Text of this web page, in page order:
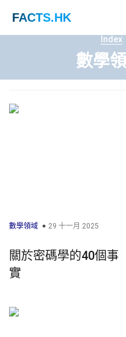
FACTS.HK
Index
數學
數學領域 29 十一月 2025
關於密碼學的40個事
實